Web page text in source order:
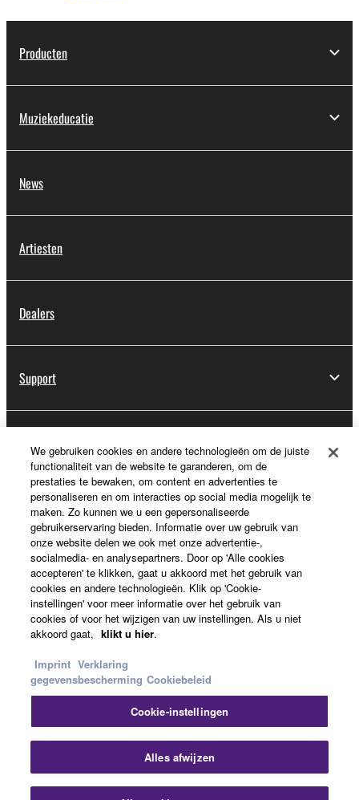
Producten
Muziekeducatie
News
Artiesten
Dealers
Support
Registratie voor Yamaha Music ID
Over Yamaha
Nederland / België / Luxemburg - Dutch
Business
Contact opnemen Terms of Use
CookiebeleidImpressum
We gebruiken cookies en andere technologieën om de juiste
functionaliteit van de website te garanderen, om de
prestaties te bewaken, om content en advertenties te
personaliseren en om interacties op social media mogelijk te
maken. Zo kunnen we u een gepersonaliseerde
gebruikerservaring bieden. Informatie over uw gebruik van
onze website delen we ook met onze advertentie-,
socialmedia- en analysepartners. Door op 'Alle cookies
accepteren' te klikken, gaat u akkoord met het gebruik van
cookies en andere technologieën. Klik op 'Cookie-
instellingen' voor meer informatie over het gebruik van
cookies of voor het wijzigen van uw instellingen. Als u niet
akkoord gaat, klikt u hier.
Imprint Verklaring
gegevensbescherming Cookiebeleid
Cookie-instellingen
Alles afwijzen